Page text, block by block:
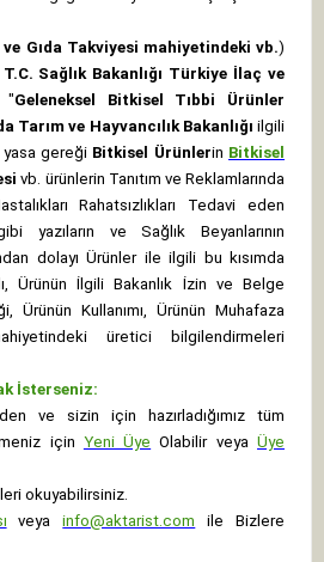
Gıda Takviyesi mahiyetindeki vb.)
T.C. Sağlık Bakanlığı Türkiye İlaç ve
"Geleneksel Bitkisel Tıbbi Ürünler
Tarım ve Hayvancılık Bakanlığı ilgili
yasa gereği Bitkisel Ürünlerin Bitkisel
vb. ürünlerin Tanıtım ve Reklamlarında
Rahatsızlıkları Tedavi eden
yazıların ve Sağlık Beyanlarının
dolayı Ürünler ile ilgili bu kısımda
Ürünün İlgili Bakanlık İzin ve Belge
Ürünün Kullanımı, Ürünün Muhafaza
üretici bilgilendirmeleri
İsterseniz:
ve sizin için hazırladığımız tüm
için Yeni Üye Olabilir veyaÜye
okuyabilirsiniz.
veya info@aktarist.com
ile Bizlere